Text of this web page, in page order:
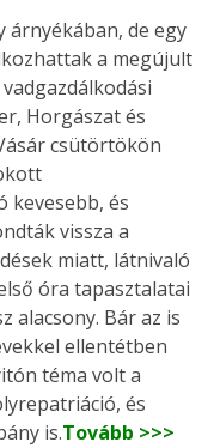
de egy
a megújult
Horgászat és
csütörtökön
kevesebb, és
vissza a
miatt, látnivaló
óra tapasztalatai
alacsony. Bár az is
ellentétben
téma volt a
és
is.Tovább >>>